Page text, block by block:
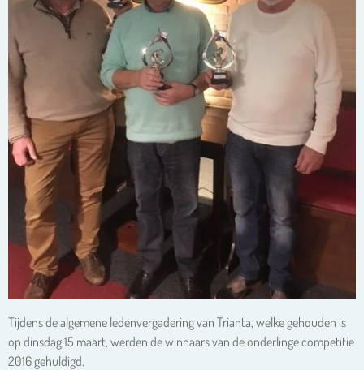
Tijdens de algemene ledenvergadering van Trianta, welke gehouden is
op dinsdag 15 maart, werden de winnaars van de onderlinge competitie
2016 gehuldigd.